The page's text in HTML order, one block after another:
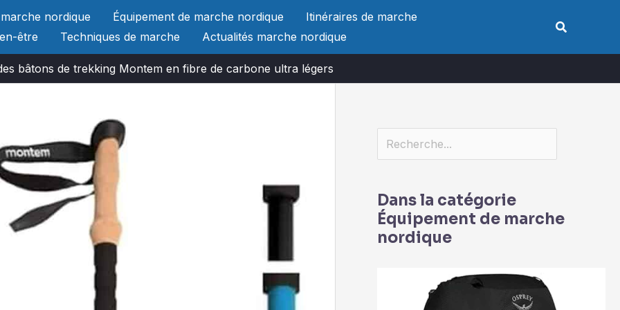
nordique Équipement de marche nordique
Itinéraires de marche
être
Techniques de marche Actualités marche nordique
Rechercher
bâtons de trekking Montem en fibre de carbone ultra légers
Rechercher
Dans la catégorie
Équipement de marche
nordique